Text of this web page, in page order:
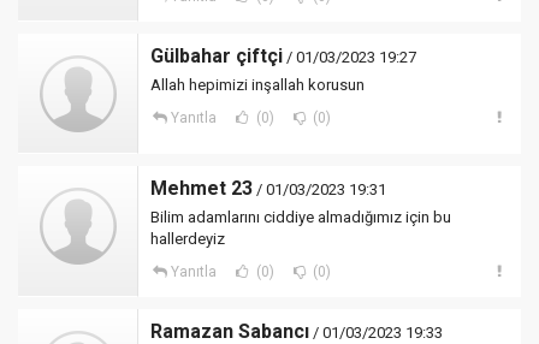
Gülbahar çiftçi / 01/03/2023 19:27
Allah hepimizi inşallah korusun
Yanıtla (0) (0)
Mehmet 23 / 01/03/2023 19:31
Bilim adamlarını ciddiye almadığımız için bu
hallerdeyiz
Yanıtla (0) (0)
Ramazan Sabancı / 01/03/2023 19:33